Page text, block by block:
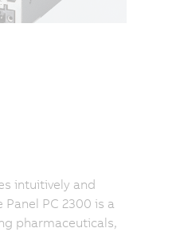
intuitively and
PC 2300 is a
pharmaceuticals,